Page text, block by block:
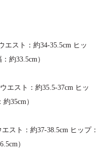
エスト：約34-35.5cm ヒッ
約33.5cm）
エスト：約35.5-37cm ヒッ
35cm）
スト：約37-38.5cm ヒップ：
）